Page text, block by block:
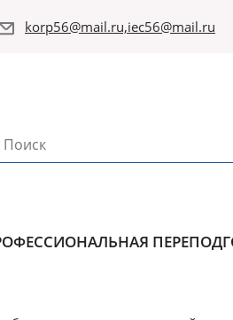
korp56@mail.ru,iec56@mail.ru